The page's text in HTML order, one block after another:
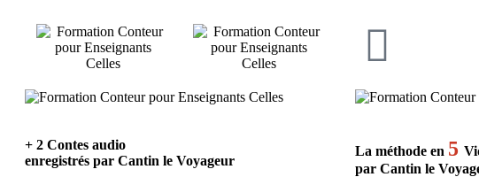
+ 2 Contes audio
enregistrés par Cantin le Voyageur
La méthode en 5
par Cantin le